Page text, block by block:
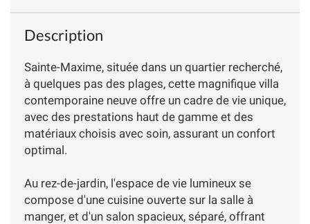
Description
Sainte-Maxime, située dans un quartier recherché,
à quelques pas des plages, cette magnifique villa
contemporaine neuve offre un cadre de vie unique,
avec des prestations haut de gamme et des
matériaux choisis avec soin, assurant un confort
optimal.
Au rez-de-jardin, l'espace de vie lumineux se
compose d'une cuisine ouverte sur la salle à
manger, et d'un salon spacieux, séparé, offrant